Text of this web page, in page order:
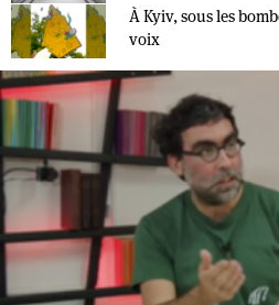
À Kyiv, sous les
voix